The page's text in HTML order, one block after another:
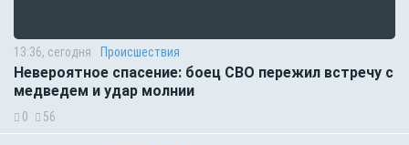
13:36, сегодня Происшествия
Невероятное спасение: боец СВО пережил встречу с
медведем и удар молнии
0 56